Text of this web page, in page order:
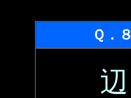
Ｑ．８
辺